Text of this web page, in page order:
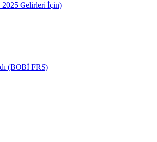
2025 Gelirleri İçin)
(BOBİ FRS)